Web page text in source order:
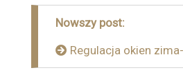
Nowszy post:
Regulacja okien